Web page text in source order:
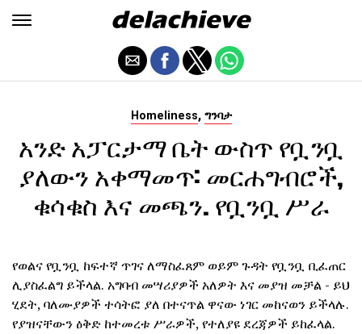
Homeliness, ግንባታ
አንድ አፓርታማ ቤት ውስጥ የቧንቧ
ያለውን አቀማመጥ: መርሐግብሮች,
ቁሳቁስ እና መጫን. የቧንቧ ሥራ
የወልና የቧንቧ ከፍተኛ ጥገና ለማስፈጸም ወይም ጉዳት የቧንቧ ቢፈጠር
ሊያስፈልግ ይችላል. አግባብ መሣሪያዎች አለዎት እና መያዝ መቻል - ይህ
ሂደት, ባለሙያዎች ተሳትፎ ያለ በተናጥል ዋናው ነገር መከናወን ይችላሉ.
የያዝናቸውን ዕቅድ ከተመረቱ ሥራዎች, የተለያዩ ደረጃዎች ይከፈላል.